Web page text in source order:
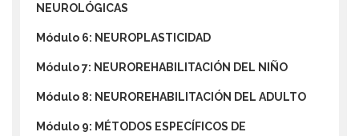
NEUROLÓGICAS
Módulo 6: NEUROPLASTICIDAD
Módulo 7: NEUROREHABILITACIÓN DEL NIÑO
Módulo 8: NEUROREHABILITACIÓN DEL ADULTO
Módulo 9: MÉTODOS ESPECÍFICOS DE